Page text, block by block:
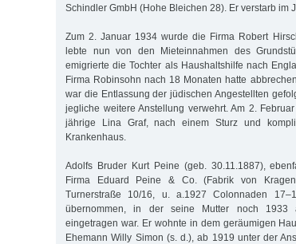
Schindler GmbH (Hohe Bleichen 28). Er verstarb im
Zum 2. Januar 1934 wurde die Firma Robert
lebte nun von den Mieteinnahmen des
emigrierte die Tochter als Haushaltshilfe nach
Firma Robinsohn nach 18 Monaten hatte
war die Entlassung der jüdischen Angestellten
jegliche weitere Anstellung verwehrt. Am 2.
jährige Lina Graf, nach einem Sturz und
Krankenhaus.
Adolfs Bruder Kurt Peine (geb. 30.11.1887),
Firma Eduard Peine & Co. (Fabrik von Kragen,
Turnerstraße 10/16, u. a.1927 Colonnaden
übernommen, in der seine Mutter noch 1933
eingetragen war. Er wohnte in dem geräumigen
Ehemann Willy Simon (s. d.), ab 1919 unter der